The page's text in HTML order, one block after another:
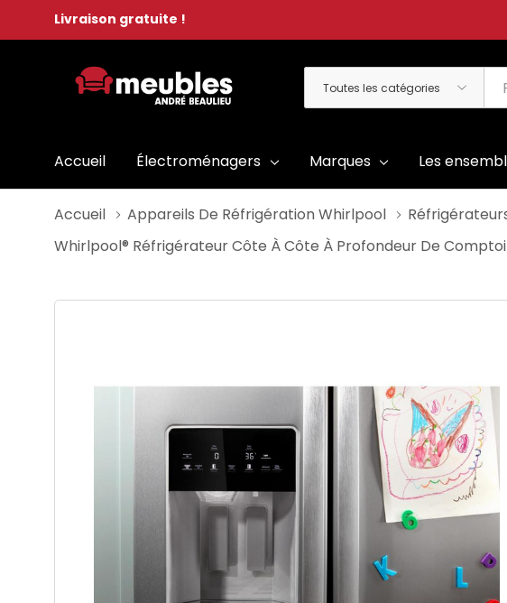
Livraison gratuite !
Toutes
les
Rechercher
Accueil Électroménagers Marques Les
Accueil Appareils De Réfrigération Whirlpool
Whirlpool® Réfrigérateur Côte À Côte À Profondeur De